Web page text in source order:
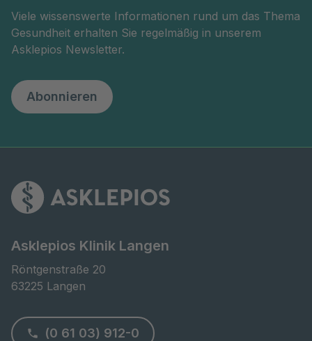
Viele wissenswerte Informationen rund um das Thema
Gesundheit erhalten Sie regelmäßig in unserem
Asklepios Newsletter.
Abonnieren
Asklepios Klinik Langen
Röntgenstraße 20
63225 Langen
(0 61 03) 912-0